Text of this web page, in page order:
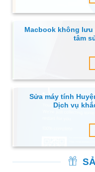
Macbook không
tâm
Sửa máy tính
Dịch vụ